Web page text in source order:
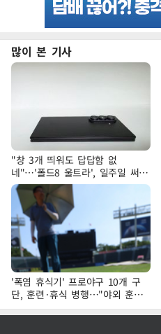
많이 본 기사
"창 3개 띄워도 답답함 없
네"…'폴드8 울트라', 일주일 써보
니
'폭염 휴식기' 프로야구 10개 구
단, 훈련·휴식 병행…"야외 훈련
해도 안전 최우선"